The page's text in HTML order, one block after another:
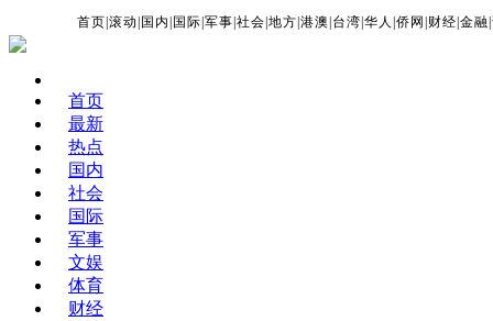
首页 |滚动 国内 国际 |军事 |社会 |地方 |港澳 台湾 |华人 |侨网 财经 |金融 |
首页
最新
热点
国内
社会
国际
军事
文娱
体育
财经